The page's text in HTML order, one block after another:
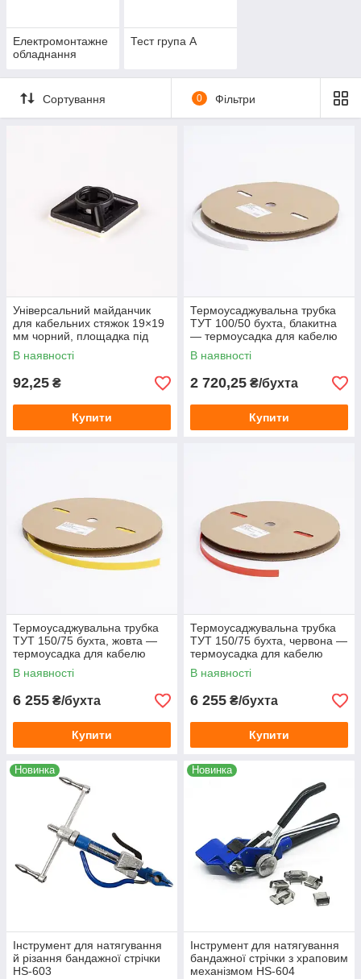
Електромонтажне
обладнання
Тест група A
Сортування 0 Фільтри
Універсальний майданчик
для кабельних стяжок 19×19
мм чорний, площадка під
хомути, кріплення для
кабелю
В наявності
92,25 ₴
Купити
Термоусаджувальна трубка
ТУТ 100/50 бухта, блакитна
— термоусадка для кабелю
В наявності
2 720,25 ₴/бухта
Купити
Термоусаджувальна трубка
ТУТ 150/75 бухта, жовта —
термоусадка для кабелю
В наявності
6 255 ₴/бухта
Купити
Термоусаджувальна трубка
ТУТ 150/75 бухта, червона —
термоусадка для кабелю
В наявності
6 255 ₴/бухта
Купити
Новинка
Інструмент для натягування
й різання бандажної стрічки
HS-603
Новинка
Інструмент для натягування
бандажної стрічки з храповим
механізмом HS-604